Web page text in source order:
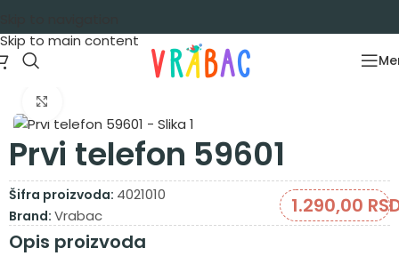
Skip to main content
Igračke za bebe
Prvi telefon 59601
Šifra proizvoda: 4021010
Brand: Vrabac 1.290,00
Opis proizvoda